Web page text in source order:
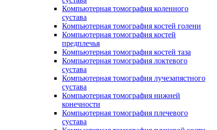
Компьютерная томография коленного
сустава
Компьютерная томография костей голени
Компьютерная томография костей
предплечья
Компьютерная томография костей таза
Компьютерная томография локтевого
сустава
Компьютерная томография лучезапястного
сустава
Компьютерная томография нижней
конечности
Компьютерная томография плечевого
сустава